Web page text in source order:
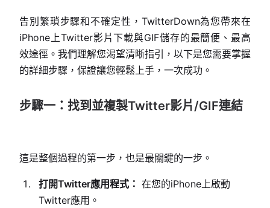
告別繁瑣步驟和不確定性，TwitterDown為您帶來在
iPhone上Twitter影片下載與GIF儲存的最簡便、最高
效途徑。我們理解您渴望清晰指引，以下是您需要掌握
的詳細步驟，保證讓您輕鬆上手，一次成功。
步驟一：找到並複製Twitter影片/GIF連結
這是整個過程的第一步，也是最關鍵的一步。
打開Twitter應用程式： 在您的iPhone上啟動
Twitter應用。